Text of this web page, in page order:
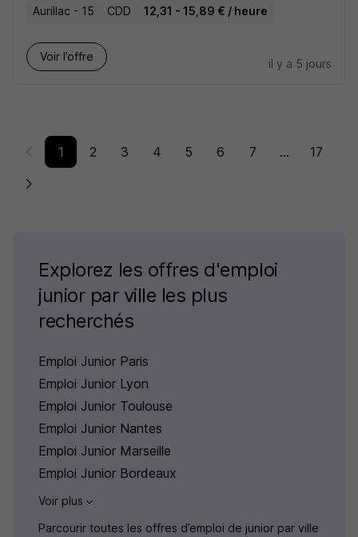
Aurillac - 15 CDD 12,31 - 15,89 € / heure
Voir l’offre
il y a 5 jours
1 2 3 4 5 6 7 ... 17
Explorez les offres d'emploi
junior par ville les plus
recherchés
Emploi Junior Paris
Emploi Junior Lyon
Emploi Junior Toulouse
Emploi Junior Nantes
Emploi Junior Marseille
Emploi Junior Bordeaux
Voir plus
Parcourir toutes les offres d’emploi de junior par ville